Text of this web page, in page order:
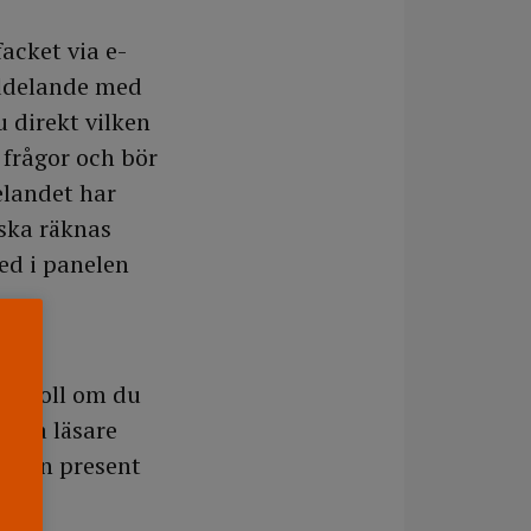
via e-
med
direkt vilken
och bör
har
räknas
i panelen
roll om du
läsare
present